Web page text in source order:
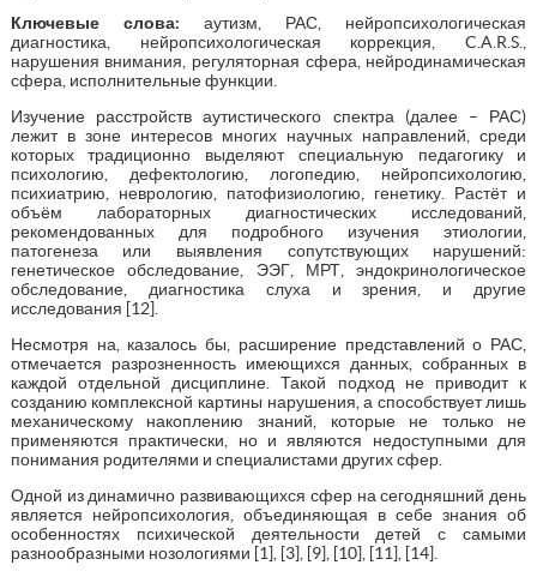
Ключевые слова: аутизм, РАС, нейропсихологическая
диагностика, нейропсихологическая коррекция, C.A.R.S.,
нарушения внимания, регуляторная сфера, нейродинамическая
сфера, исполнительные функции.
Изучение расстройств аутистического спектра (далее – РАС)
лежит в зоне интересов многих научных направлений, среди
которых традиционно выделяют специальную педагогику и
психологию, дефектологию, логопедию, нейропсихологию,
психиатрию, неврологию, патофизиологию, генетику. Растёт и
объём лабораторных диагностических исследований,
рекомендованных для подробного изучения этиологии,
патогенеза или выявления сопутствующих нарушений:
генетическое обследование, ЭЭГ, МРТ, эндокринологическое
обследование, диагностика слуха и зрения, и другие
исследования [12].
Несмотря на, казалось бы, расширение представлений о РАС,
отмечается разрозненность имеющихся данных, собранных в
каждой отдельной дисциплине. Такой подход не приводит к
созданию комплексной картины нарушения, а способствует лишь
механическому накоплению знаний, которые не только не
применяются практически, но и являются недоступными для
понимания родителями и специалистами других сфер.
Одной из динамично развивающихся сфер на сегодняшний день
является нейропсихология, объединяющая в себе знания об
особенностях психической деятельности детей с самыми
разнообразными нозологиями [1], [3], [9], [10], [11], [14].